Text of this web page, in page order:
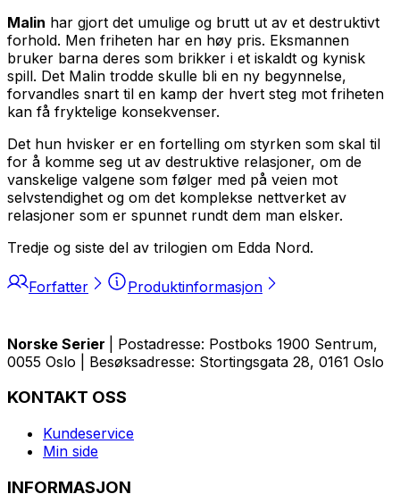
Malin har gjort det umulige og brutt ut av et destruktivt
forhold. Men friheten har en høy pris. Eksmannen
bruker barna deres som brikker i et iskaldt og kynisk
spill. Det Malin trodde skulle bli en ny begynnelse,
forvandles snart til en kamp der hvert steg mot friheten
kan få fryktelige konsekvenser.
Det hun hvisker er en fortelling om styrken som skal til
for å komme seg ut av destruktive relasjoner, om de
vanskelige valgene som følger med på veien mot
selvstendighet og om det komplekse nettverket av
relasjoner som er spunnet rundt dem man elsker.
Tredje og siste del av trilogien om Edda Nord.
Forfatter Produktinformasjon
Norske Serier
| Postadresse: Postboks 1900 Sentrum,
0055 Oslo | Besøksadresse: Stortingsgata 28, 0161 Oslo
KONTAKT OSS
Kundeservice
Min side
INFORMASJON